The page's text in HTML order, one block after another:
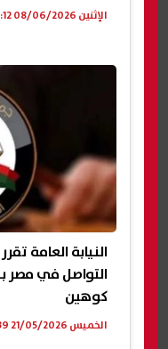
الإثنين 08/06/2026 12:12 م
التواصل في مصر
كوهين
الخميس 21/05/2026 07:39 م